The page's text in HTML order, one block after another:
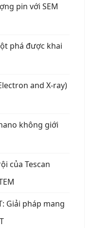
pin với SEM
phá được khai
and X-ray)
không giới
của Tescan
Giải pháp mang